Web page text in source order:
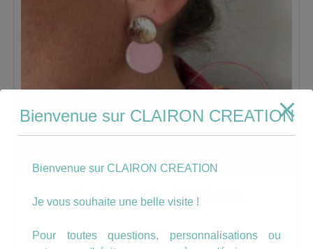
Boucles dorées M&M’s (11)
10.00 €
Bienvenue sur CLAIRON CREATION
Bienvenue sur CLAIRON CREATION
Je vous souhaite une belle visite !
Pour toutes questions, personnalisations ou